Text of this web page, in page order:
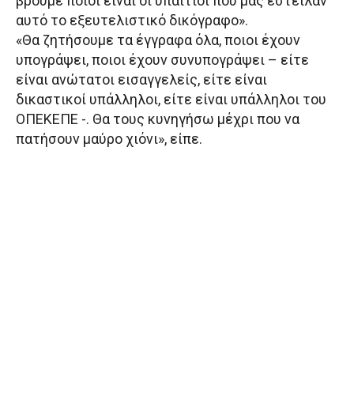
αυτό το εξευτελιστικό δικόγραφο».
«Θα ζητήσουμε τα έγγραφα όλα, ποιοι έχουν
υπογράψει, ποιοι έχουν συνυπογράψει – είτε
είναι ανώτατοι εισαγγελείς, είτε είναι
δικαστικοί υπάλληλοι, είτε είναι υπάλληλοι του
ΟΠΕΚΕΠΕ -. Θα τους κυνηγήσω μέχρι που να
πατήσουν μαύρο χιόνι», είπε.